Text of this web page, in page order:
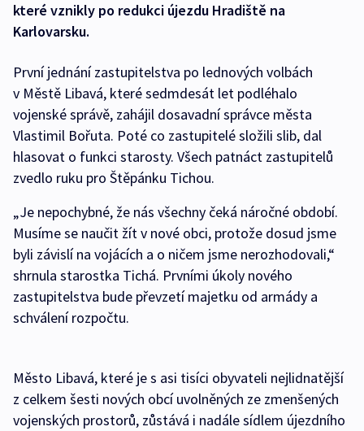
které vznikly po redukci újezdu Hradiště na
Karlovarsku.
První jednání zastupitelstva po lednových volbách
v Městě Libavá, které sedmdesát let podléhalo
vojenské správě, zahájil dosavadní správce města
Vlastimil Bořuta. Poté co zastupitelé složili slib, dal
hlasovat o funkci starosty. Všech patnáct zastupitelů
zvedlo ruku pro Štěpánku Tichou.
„Je nepochybné, že nás všechny čeká náročné období.
Musíme se naučit žít v nové obci, protože dosud jsme
byli závislí na vojácích a o ničem jsme nerozhodovali,“
shrnula starostka Tichá. Prvními úkoly nového
zastupitelstva bude převzetí majetku od armády a
schválení rozpočtu.
Město Libavá, které je s asi tisíci obyvateli nejlidnatější
z celkem šesti nových obcí uvolněných ze zmenšených
vojenských prostorů, zůstává i nadále sídlem újezdního